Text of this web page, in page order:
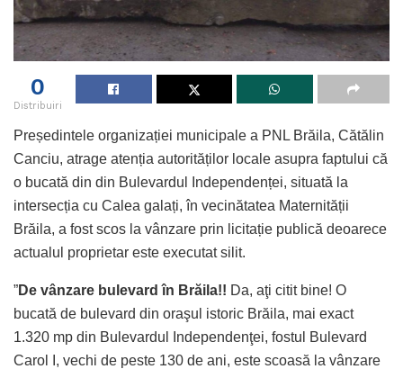
0
Distribuiri
Președintele organizației municipale a PNL Brăila, Cătălin
Canciu, atrage atenția autorităților locale asupra faptului că
o bucată din din Bulevardul Independenței, situată la
intersecția cu Calea galați, în vecinătatea Maternității
Brăila, a fost scos la vânzare prin licitație publică deoarece
actualul proprietar este executat silit.
”De vânzare bulevard în Brăila!! Da, aţi citit bine! O
bucată de bulevard din oraşul istoric Brăila, mai exact
1.320 mp din Bulevardul Independenţei, fostul Bulevard
Carol I, vechi de peste 130 de ani, este scoasă la vânzare